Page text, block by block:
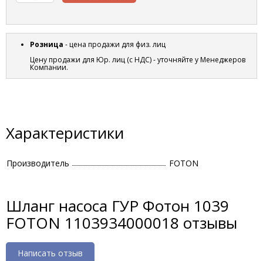
Розница - цена продажи для физ. лиц
Цену продажи для Юр. лиц (с НДС) - уточняйте у Менеджеров
Компании.
Характеристики
Производитель FOTON
Шланг насоса ГУР Фотон 1039
FOTON 1103934000018 отзывы
Написать отзыв